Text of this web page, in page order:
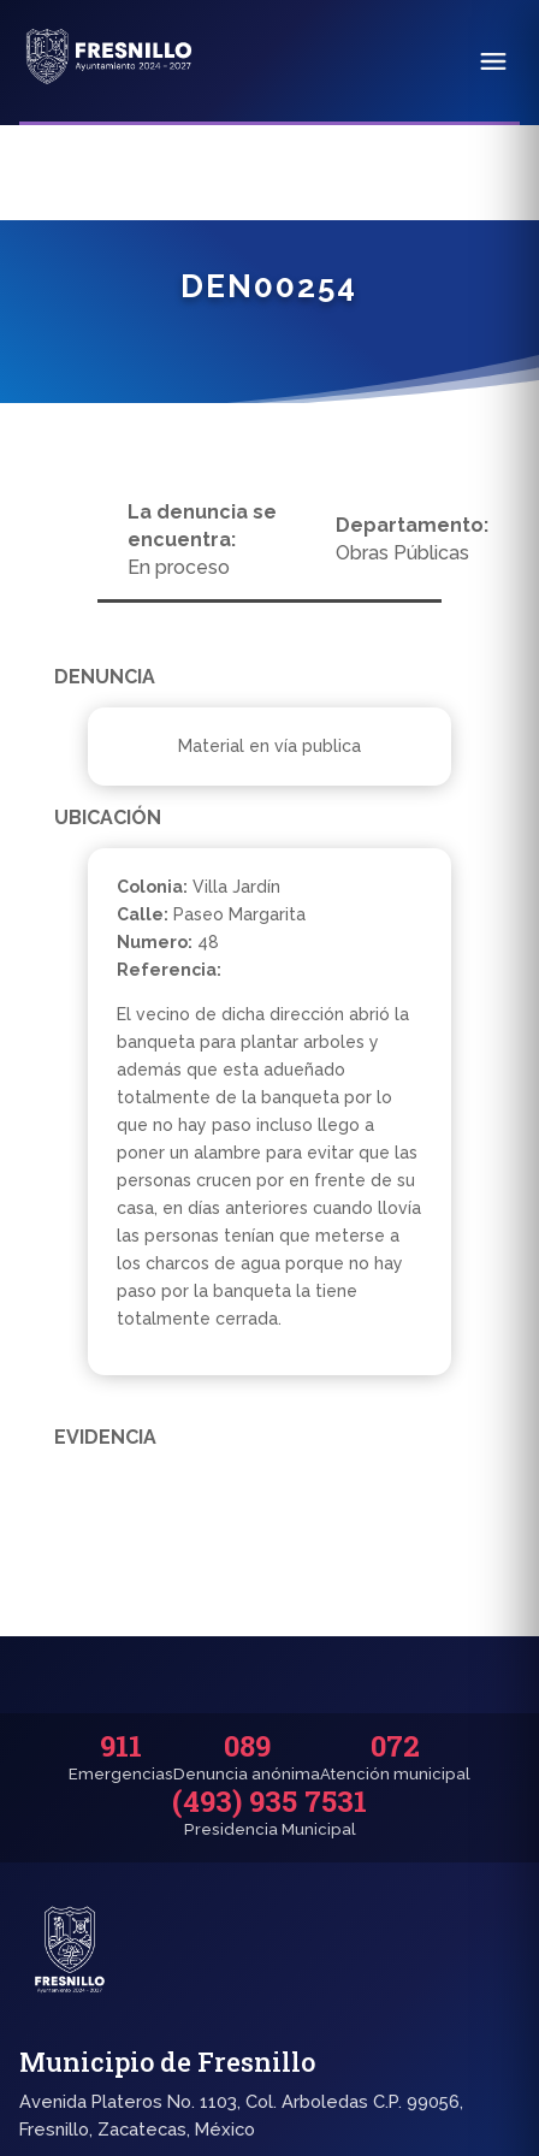
DEN00254
La denuncia se
encuentra:
En proceso
Departamento:
Obras Públicas
DENUNCIA
Material en vía publica
UBICACIÓN
Colonia: Villa Jardín
Calle: Paseo Margarita
Numero: 48
Referencia:
El vecino de dicha dirección abrió la
banqueta para plantar arboles y
además que esta adueñado
totalmente de la banqueta por lo
que no hay paso incluso llego a
poner un alambre para evitar que las
personas crucen por en frente de su
casa, en días anteriores cuando llovía
las personas tenían que meterse a
los charcos de agua porque no hay
paso por la banqueta la tiene
totalmente cerrada.
EVIDENCIA
911
Emergencias
089
Denuncia anónima
072
Atención municipal
(493) 935 7531
Presidencia Municipal
Municipio de Fresnillo
Avenida Plateros No. 1103, Col. Arboledas C.P. 99056,
Fresnillo, Zacatecas, México